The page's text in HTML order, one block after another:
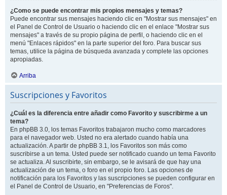
¿Como se puede encontrar mis propios mensajes y temas?
Puede encontrar sus mensajes haciendo clic en "Mostrar sus mensajes" en
el Panel de Control de Usuario o haciendo clic en el enlace "Mostrar sus
mensajes" a través de su propio página de perfil, o haciendo clic en el
menú "Enlaces rápidos" en la parte superior del foro. Para buscar sus
temas, utilice la página de búsqueda avanzada y complete las opciones
apropiadas.
Arriba
Suscripciones y Favoritos
¿Cuál es la diferencia entre añadir como Favorito y suscribirme a un
tema?
En phpBB 3.0, los temas Favoritos trabajaron mucho como marcadores
para el navegador web. Usted no era alertado cuando había una
actualización. A partir de phpBB 3.1, los Favoritos son más como
suscribirse a un tema. Usted puede ser notificado cuando un tema Favorito
se actualiza. Al suscribirte, sin embargo, se le avisará de que hay una
actualización de un tema, o foro en el propio foro. Las opciones de
notificación para los Favoritos y las suscripciones se pueden configurar en
el Panel de Control de Usuario, en "Preferencias de Foros".